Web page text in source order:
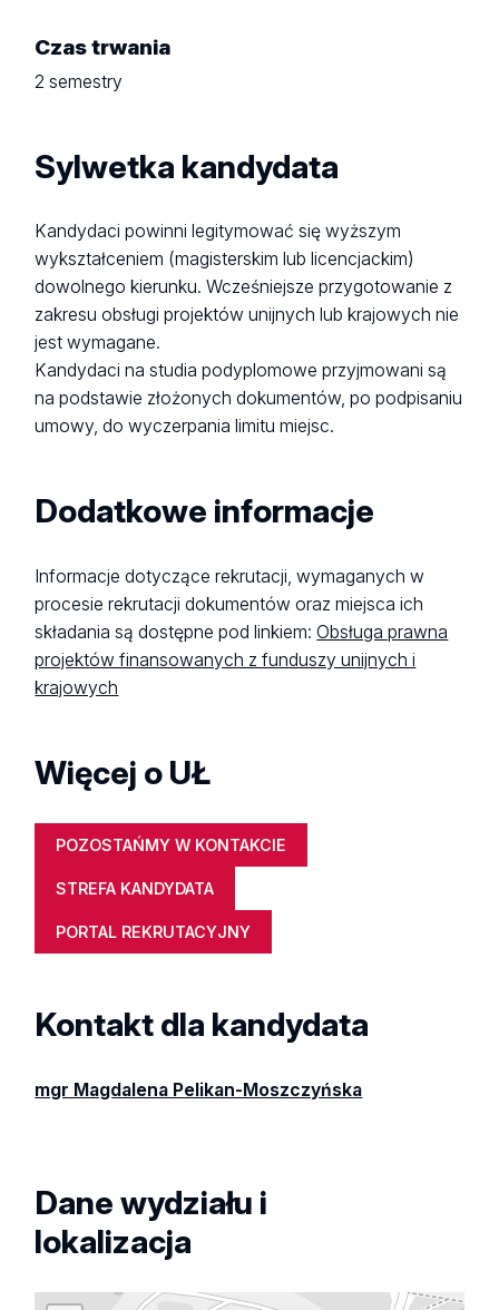
Czas trwania
2 semestry
Sylwetka kandydata
Kandydaci powinni legitymować się wyższym
wykształceniem (magisterskim lub licencjackim)
dowolnego kierunku. Wcześniejsze przygotowanie z
zakresu obsługi projektów unijnych lub krajowych nie
jest wymagane.
Kandydaci na studia podyplomowe przyjmowani są
na podstawie złożonych dokumentów, po podpisaniu
umowy, do wyczerpania limitu miejsc.
Dodatkowe informacje
Informacje dotyczące rekrutacji, wymaganych w
procesie rekrutacji dokumentów oraz miejsca ich
składania są dostępne pod linkiem:Obsługa prawna
projektów finansowanych z funduszy unijnych i
krajowych
Więcej o UŁ
POZOSTAŃMY W KONTAKCIE
STREFA KANDYDATA
PORTAL REKRUTACYJNY
Kontakt dla kandydata
mgr Magdalena Pelikan-Moszczyńska
Dane wydziału i
lokalizacja